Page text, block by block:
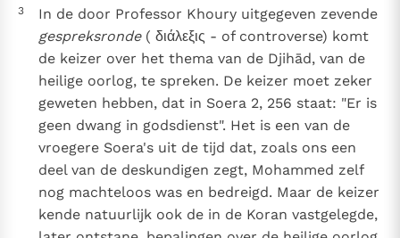
3
In de door Professor Khoury uitgegeven zevende
gespreksronde( διάλεξις - of controverse) komt
de keizer over het thema van de Djihād, van de
heilige oorlog, te spreken. De keizer moet zeker
geweten hebben, dat in Soera 2, 256 staat: "Er is
geen dwang in godsdienst". Het is een van de
vroegere Soera's uit de tijd dat, zoals ons een
deel van de deskundigen zegt, Mohammed zelf
nog machteloos was en bedreigd. Maar de keizer
kende natuurlijk ook de in de Koran vastgelegde,